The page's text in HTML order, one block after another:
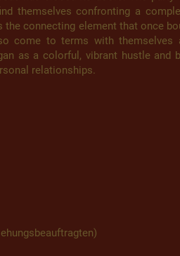
themselves confronting a
the connecting element that once
come to terms with themselves
as a colorful, vibrant hustle
relationships.